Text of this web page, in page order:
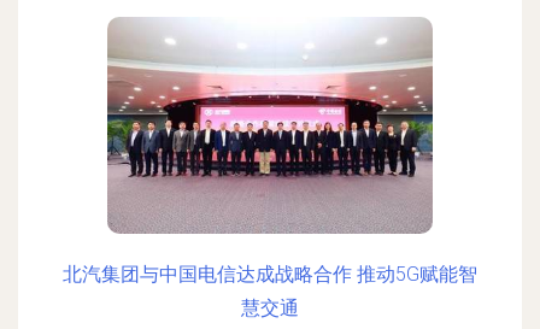
北汽集团与中国电信达成战略合作 推动5G赋能智
慧交通